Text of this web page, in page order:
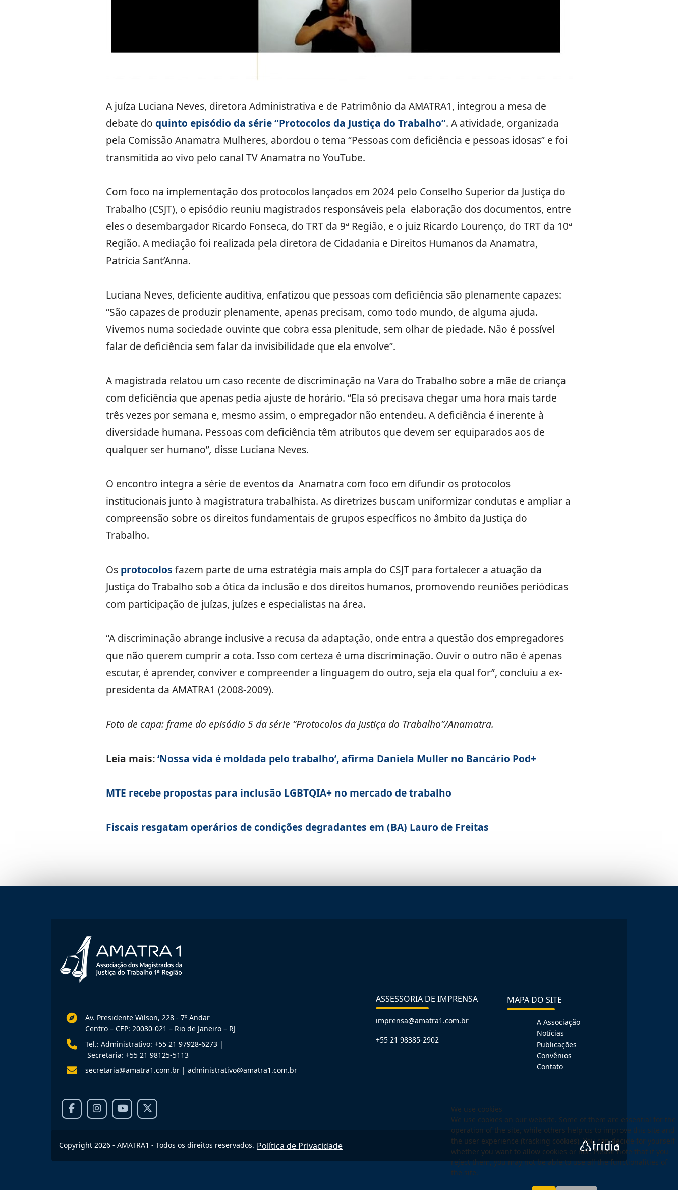
A juíza Luciana Neves, diretora Administrativa e de Patrimônio da AMATRA1, integrou a mesa de
debate do quinto episódio da série “Protocolos da Justiça do Trabalho”. A atividade, organizada
pela Comissão Anamatra Mulheres, abordou o tema “Pessoas com deficiência e pessoas idosas” e foi
transmitida ao vivo pelo canal TV Anamatra no YouTube.
Com foco na implementação dos protocolos lançados em 2024 pelo Conselho Superior da Justiça do
Trabalho (CSJT), o episódio reuniu magistrados responsáveis pela elaboração dos documentos, entre
eles o desembargador Ricardo Fonseca, do TRT da 9ª Região, e o juiz Ricardo Lourenço, do TRT da 10ª
Região. A mediação foi realizada pela diretora de Cidadania e Direitos Humanos da Anamatra,
Patrícia Sant’Anna.
Luciana Neves, deficiente auditiva, enfatizou que pessoas com deficiência são plenamente capazes:
“São capazes de produzir plenamente, apenas precisam, como todo mundo, de alguma ajuda.
Vivemos numa sociedade ouvinte que cobra essa plenitude, sem olhar de piedade. Não é possível
falar de deficiência sem falar da invisibilidade que ela envolve”.
A magistrada relatou um caso recente de discriminação na Vara do Trabalho sobre a mãe de criança
com deficiência que apenas pedia ajuste de horário. “Ela só precisava chegar uma hora mais tarde
três vezes por semana e, mesmo assim, o empregador não entendeu. A deficiência é inerente à
diversidade humana. Pessoas com deficiência têm atributos que devem ser equiparados aos de
qualquer ser humano”, disse Luciana Neves.
O encontro integra a série de eventos da Anamatra com foco em difundir os protocolos
institucionais junto à magistratura trabalhista. As diretrizes buscam uniformizar condutas e ampliar a
compreensão sobre os direitos fundamentais de grupos específicos no âmbito da Justiça do
Trabalho.
Os protocolos fazem parte de uma estratégia mais ampla do CSJT para fortalecer a atuação da
Justiça do Trabalho sob a ótica da inclusão e dos direitos humanos, promovendo reuniões periódicas
com participação de juízas, juízes e especialistas na área.
“A discriminação abrange inclusive a recusa da adaptação, onde entra a questão dos empregadores
que não querem cumprir a cota. Isso com certeza é uma discriminação. Ouvir o outro não é apenas
escutar, é aprender, conviver e compreender a linguagem do outro, seja ela qual for”, concluiu a ex-
presidenta da AMATRA1 (2008-2009).
Foto de capa: frame do episódio 5 da série “Protocolos da Justiça do Trabalho”/Anamatra.
Leia mais:‘Nossa vida é moldada pelo trabalho’, afirma Daniela Muller no Bancário Pod+
MTE recebe propostas para inclusão LGBTQIA+ no mercado de trabalho
Fiscais resgatam operários de condições degradantes em (BA) Lauro de Freitas
Av. Presidente Wilson, 228 - 7º Andar
Centro – CEP: 20030-021 – Rio de Janeiro – RJ
Tel.: Administrativo: +55 21 97928-6273 |
Secretaria: +55 21 98125-5113
secretaria@amatra1.com.br | administrativo@amatra1.com.br
ASSESSORIA DE IMPRENSA
imprensa@amatra1.com.br
+55 21 98385-2902
MAPA DO SITE
A Associação
Notícias
Publicações
Convênios
Contato
Copyright 2026 - AMATRA1 - Todos os direitos reservados. Política de Privacidade
We use cookies
We use cookies on our website. Some of them are essential for the
operation of the site, while others help us to improve this site and
the user experience (tracking cookies). You can decide for yourself
whether you want to allow cookies or not. Please note that if you
reject them, you may not be able to use all the functionalities of
the site.